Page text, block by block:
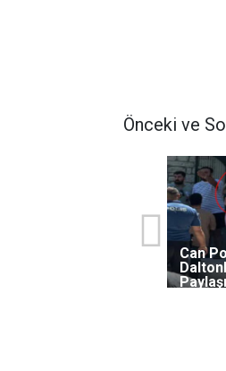
Önceki ve
Can